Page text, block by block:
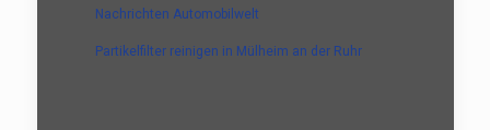
Nachrichten Automobilwelt
Partikelfilter reinigen in Mülheim an der Ruhr